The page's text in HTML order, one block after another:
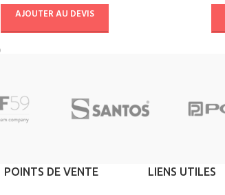
AJOUTER AU DEVIS
POINTS DE VENTE LIENS UTILES